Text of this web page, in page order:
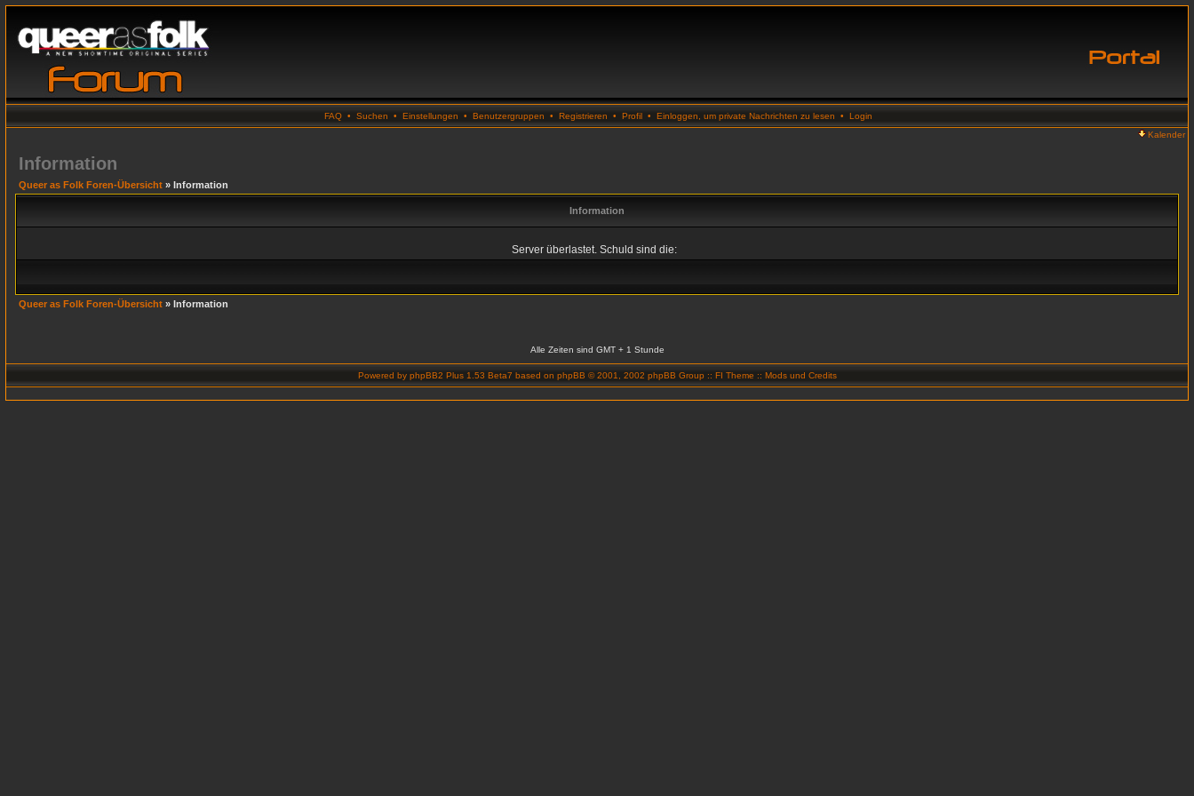
FAQ • Suchen • Einstellungen • Benutzergruppen • Registrieren • Profil • Einloggen, um private Nachrichten zu lesen • Login
Kalender
Information
Queer as Folk Foren-Übersicht » Information
Information
Server überlastet. Schuld sind die:
Queer as Folk Foren-Übersicht » Information
Alle Zeiten sind GMT + 1 Stunde
Powered by phpBB2 Plus 1.53 Beta7 based on phpBB © 2001, 2002 phpBB Group :: FI Theme :: Mods und Credits